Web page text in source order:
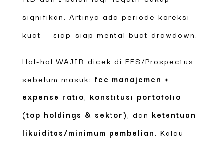
signifikan. Artinya ada periode koreksi
kuat — siap-siap mental buat drawdown.
Hal-hal WAJIB dicek di FFS/Prospectus
sebelum masuk: fee manajemen +
expense ratio konstitusi portofolio
(top holdings & sektor) , dan ketentuan
likuiditas/minimum pembelian. Kalau